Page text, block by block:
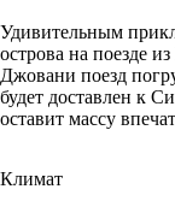
Удивительным
острова на поезде
Джовани поезд
будет доставлен к
оставит массу
Климат